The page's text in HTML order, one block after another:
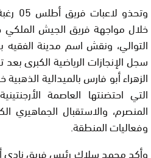
خلال مواجهة فريق الجيش
التوالي، ونقش اسم مدينة
سجل الإنجازات الرياضية الكبرى
الزهراء أبو فارس بالميدالية
التي احتضنتها العاصمة
المنصرم، والاستقبال الجماهيري
وفعاليات المنطقة.